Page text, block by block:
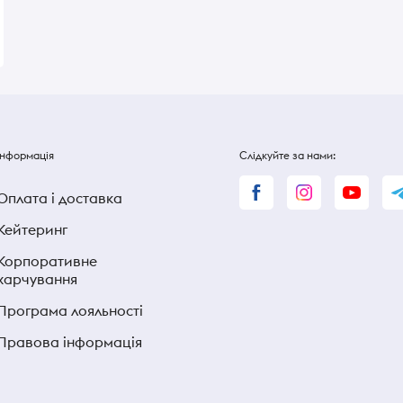
і доставка
лояльності
інформація
Слідкуйте за нами: